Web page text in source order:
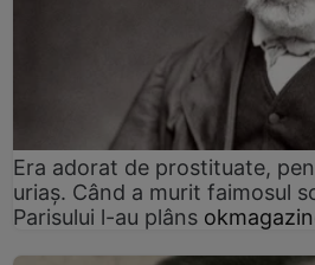
Era adorat de prostituate,
uriaș. Când a murit faimosul
Parisului l-au plâns